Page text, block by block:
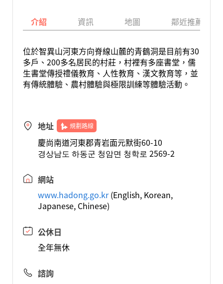
介紹 資訊 地圖 鄰近推薦景點
位於智異山河東方向脊線山麓的青鶴洞是目前有30
多戶、200多名居民的村莊，村裡有多座書堂，儒
生書堂傳授禮儀教育、人性教育、漢文教育等，並
有傳統體驗、農村體驗與極限訓練等體驗活動。
地址 規劃路線
慶尚南道河東郡青岩面元默街60-10
경상남도 하동군 청암면 청학로 2569-2
網站
www.hadong.go.kr(English, Korean,
Japanese, Chinese)
公休日
全年無休
諮詢